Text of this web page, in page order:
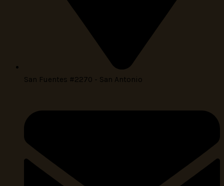
San Fuentes #2270 - San Antonio